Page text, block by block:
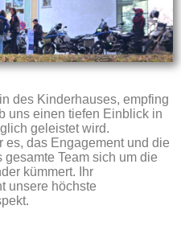
des Kinderhauses, empfing
uns einen tiefen Einblick in
geleistet wird.
es, das Engagement und die
Team sich um die
kümmert. Ihr
unsere höchste